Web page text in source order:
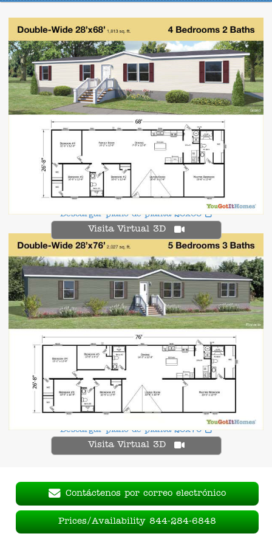
Descargar plano de planta 28x68
Visita Virtual 3D
Descargar plano de planta 28x76
Visita Virtual 3D
Contáctenos por correo electrónico
Prices/Availability 844-284-6848